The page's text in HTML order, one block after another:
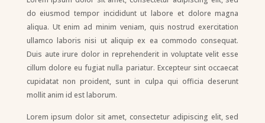
do eiusmod tempor incididunt ut labore et dolore magna
aliqua. Ut enim ad minim veniam, quis nostrud exercitation
ullamco laboris nisi ut aliquip ex ea commodo consequat.
Duis aute irure dolor in reprehenderit in voluptate velit esse
cillum dolore eu fugiat nulla pariatur. Excepteur sint occaecat
cupidatat non proident, sunt in culpa qui officia deserunt
mollit anim id est laborum.
Lorem ipsum dolor sit amet, consectetur adipiscing elit, sed